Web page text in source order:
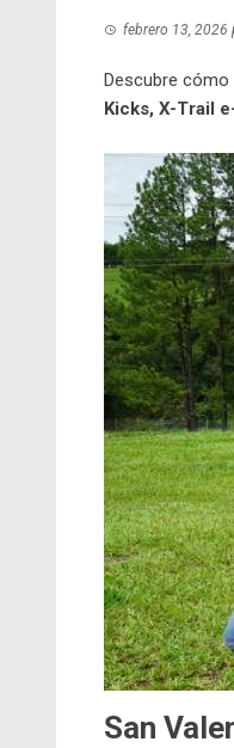
febrero 13, 2026
Descubre cómo
Kicks, X-Trail
San